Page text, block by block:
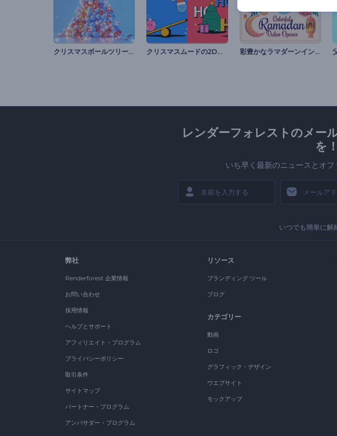
クリスマスボールツリーのオープニング動画 クリスマスムードの2Dオープニング動画 彩豊かなラマダーンイントロ動画
レンダーフォレストのメー
を！
いち早く最新のニュースとオフ
いつでも簡単に解
弊社
Renderforest 企業情報
お問い合わせ
採用情報
ヘルプとサポート
アフィリエイト・プログラム
プライバシーポリシー
取引条件
サイトマップ
パートナー・プログラム
アンバサダー・プログラム
リソース
ブランディング ツール
ブログ
カテゴリー
動画
ロゴ
グラフィック・デザイン
ウエブサイト
モックアップ